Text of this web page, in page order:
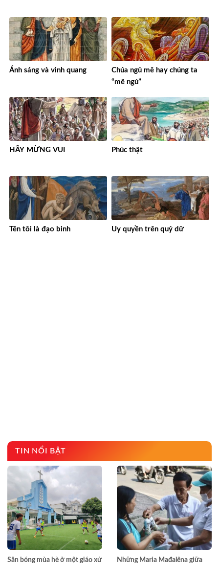
Ánh sáng và vinh quang
Chúa ngủ mê hay chúng ta
“mê ngủ”
HÃY MỪNG VUI Phúc thật
Tên tôi là đạo binh Uy quyền trên quỷ dữ
TIN NỔI BẬT
Sân bóng mùa hè ở một giáo xứ
Những Maria Mađalêna giữa